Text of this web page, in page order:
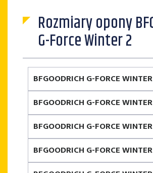
Rozmiary opony
G-Force Winter 2
BFGOODRICH G-FORCE
BFGOODRICH G-FORCE
BFGOODRICH G-FORCE
BFGOODRICH G-FORCE